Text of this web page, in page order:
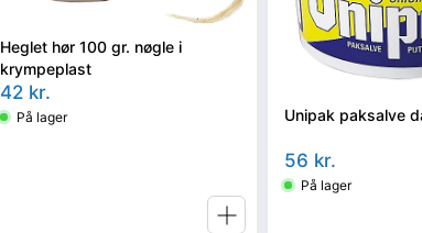
Heglet hør 100 gr. nøgle i
krympeplast
42 kr.
På lager Unipak paksalve
56 kr.
På lager